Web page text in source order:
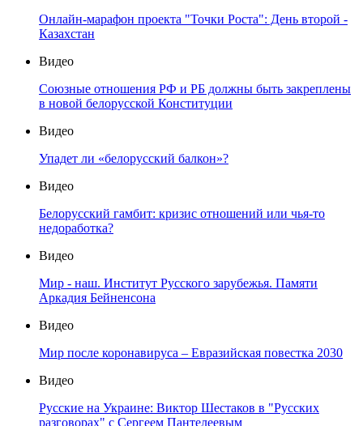
Онлайн-марафон проекта "Точки Роста": День второй -
Казахстан
Видео
Союзные отношения РФ и РБ должны быть закреплены
в новой белорусской Конституции
Видео
Упадет ли «белорусский балкон»?
Видео
Белорусский гамбит: кризис отношений или чья-то
недоработка?
Видео
Мир - наш. Институт Русского зарубежья. Памяти
Аркадия Бейненсона
Видео
Мир после коронавируса – Евразийская повестка 2030
Видео
Русские на Украине: Виктор Шестаков в "Русских
разговорах" с Сергеем Пантелеевым